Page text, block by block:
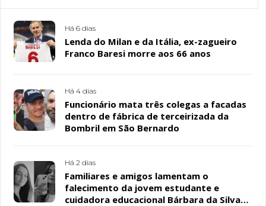
Há 6 dias
Lenda do Milan e da Itália, ex-zagueiro
Franco Baresi morre aos 66 anos
Há 4 dias
Funcionário mata três colegas a facadas
dentro de fábrica de terceirizada da
Bombril em São Bernardo
Há 2 dias
Familiares e amigos lamentam o
falecimento da jovem estudante e
cuidadora educacional Bárbara da Silva